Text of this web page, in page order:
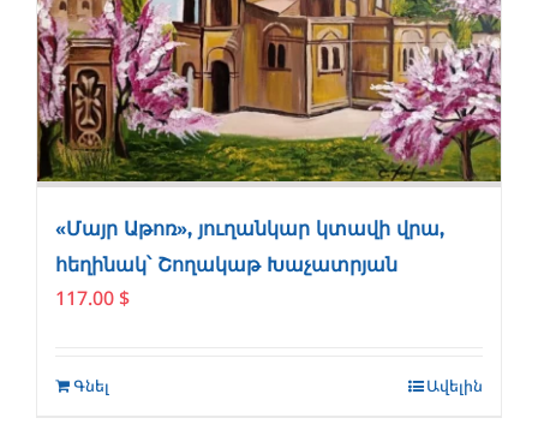
«Մայր Աթոռ», յուղանկար կտավի վրա,
հեղինակ՝ Շողակաթ Խաչատրյան
117.00 $
Գնել Ավելին